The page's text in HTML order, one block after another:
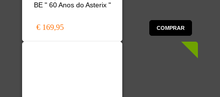
BE " 60 Anos do Asterix "
€ 169,95 COMPRAR